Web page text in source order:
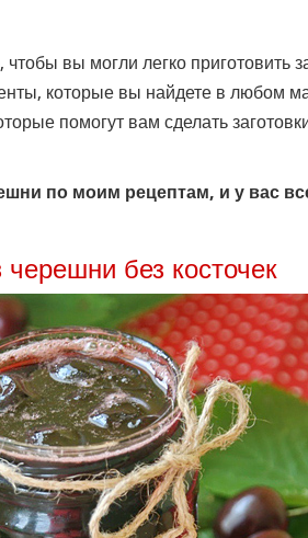
вы могли легко приготовить
которые вы найдете в любом
помогут вам сделать
по моим рецептам, и у вас
черешни без косточек